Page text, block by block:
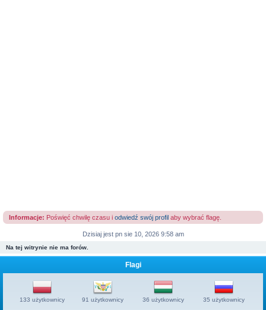
Informacje: Poświęć chwilę czasu i odwiedź swój profil aby wybrać flagę.
Dzisiaj jest pn sie 10, 2026 9:58 am
Na tej witrynie nie ma forów.
Flagi
133 użytkownicy 91 użytkownicy 36 użytkownicy 35 użytkownicy